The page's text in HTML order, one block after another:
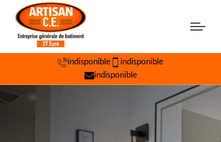
indisponible
indisponible
indisponible